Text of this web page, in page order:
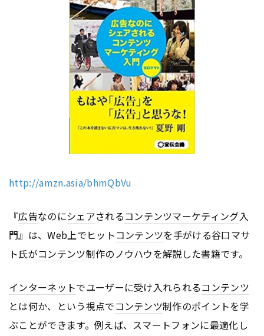
http://amzn.asia/bhmQbVu
『広告なのにシェアされるコンテンツマーケティング入
門』は、Web上でヒットコンテンツを手がける谷口マサ
ト氏がコンテンツ制作のノウハウを解説した書籍です。
インターネットでユーザーに受け入れられるコンテンツ
とは何か、という視点でコンテンツ制作のポイントを学
ぶことができます。例えば、スマートフォンに最適化し